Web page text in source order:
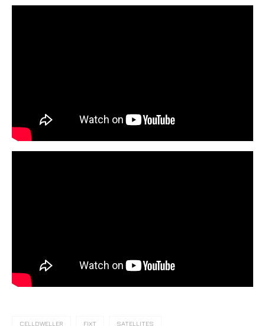
CELLDWELLER FIXT SATELLITES